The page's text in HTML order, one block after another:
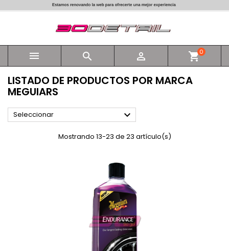
   shopping_cart0
LISTADO DE PRODUCTOS POR MARCA
MEGUIARS
Seleccionar 
Mostrando 13-23 de 23 artículo(s)